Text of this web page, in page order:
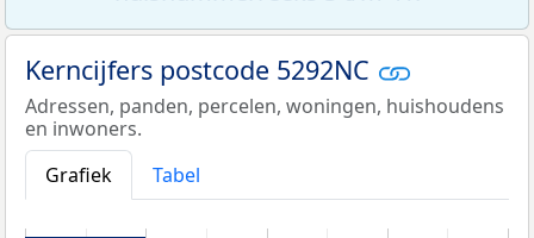
Kerncijfers postcode 5292NC
Adressen, panden, percelen, woningen, huishoudens
en inwoners.
Grafiek
Tabel